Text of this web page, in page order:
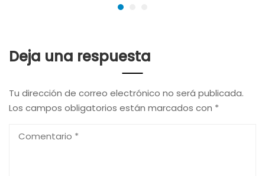
Deja una respuesta
Tu dirección de correo electrónico no será publicada.
Los campos obligatorios están marcados con *